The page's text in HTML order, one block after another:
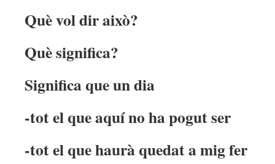
Què vol dir això?
Què significa?
Significa que un dia
-tot el que aquí no ha pogut ser
-tot el que haurà quedat a mig fer